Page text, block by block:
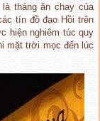
tháng ăn chay của
tín đồ đạo Hồi trên
hiện nghiêm túc quy
mặt trời mọc đến lúc